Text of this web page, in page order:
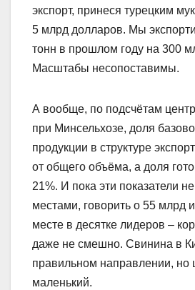
экспорт, принеся турецким
5 млрд долларов. Мы
тонн в прошлом году на 300
Масштабы несопоставимы.
А вообще, по подсчётам
при Минсельхозе, доля
продукции в структуре
от общего объёма, а доля
21%. И пока эти показатели
местами, говорить о 55 млрд
месте в десятке лидеров –
даже не смешно. Свинина в
правильном направлении, но
маленький.